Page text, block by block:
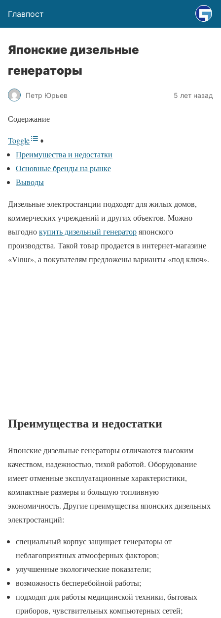
Главпост
Японские дизельные
генераторы
Петр Юрьев 5 лет назад
Содержание
Toggle
Преимущества и недостатки
Основные бренды на рынке
Выводы
Дизельные электростанции подходят для жилых домов,
коммерческих учреждений и других объектов. Можно
выгоднокупить дизельный генераторяпонского
производства. Такой товар продается в интернет-магазине
«Vinur», а покупателям предложены варианты «под ключ».
Преимущества и недостатки
Японские дизельные генераторы отличаются высоким
качеством, надежностью, тихой работой. Оборудование
имеет отменные эксплуатационные характеристики,
компактные размеры и большую топливную
экономичность. Другие преимущества японских дизельных
электростанций:
специальный корпус защищает генераторы от
неблагоприятных атмосферных факторов;
улучшенные экологические показатели;
возможность бесперебойной работы;
подходят для работы медицинской техники, бытовых
приборов, чувствительных компьютерных сетей;